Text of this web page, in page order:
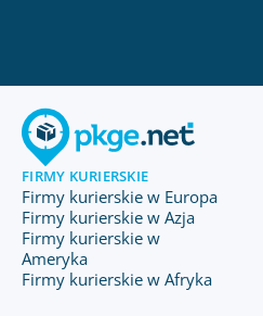
FIRMY KURIERSKIE
Firmy kurierskie w Europa
Firmy kurierskie w Azja
Firmy kurierskie w
Ameryka
Firmy kurierskie w Afryka